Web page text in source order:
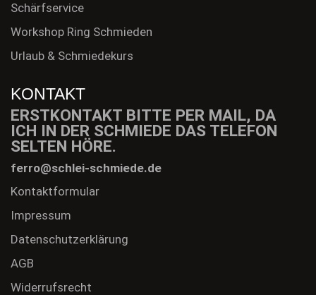
Schärfservice
Workshop Ring Schmieden
Urlaub & Schmiedekurs
KONTAKT
ERSTKONTAKT BITTE PER MAIL, DA
ICH IN DER SCHMIEDE DAS TELEFON
SELTEN HÖRE.
ferro@schlei-schmiede.de
Kontaktformular
Impressum
Datenschutzerklärung
AGB
Widerrufsrecht